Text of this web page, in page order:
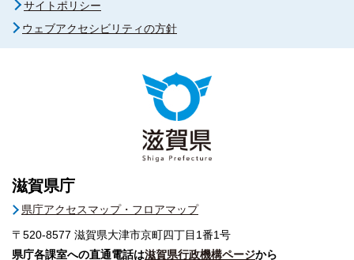
サイトポリシー
ウェブアクセシビリティの方針
滋賀県庁
県庁アクセスマップ・フロアマップ
〒520-8577 滋賀県大津市京町四丁目1番1号
県庁各課室への直通電話は滋賀県行政機構ページから